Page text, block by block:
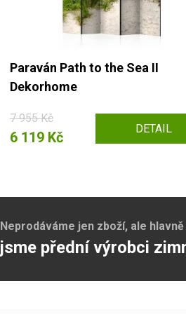
Paraván Path to the Sea II
Dekorhome
7 955 Kč
6 119 Kč DETAIL
Neprodáváme jen zboží, ale hlavně
jsme přední výrobci